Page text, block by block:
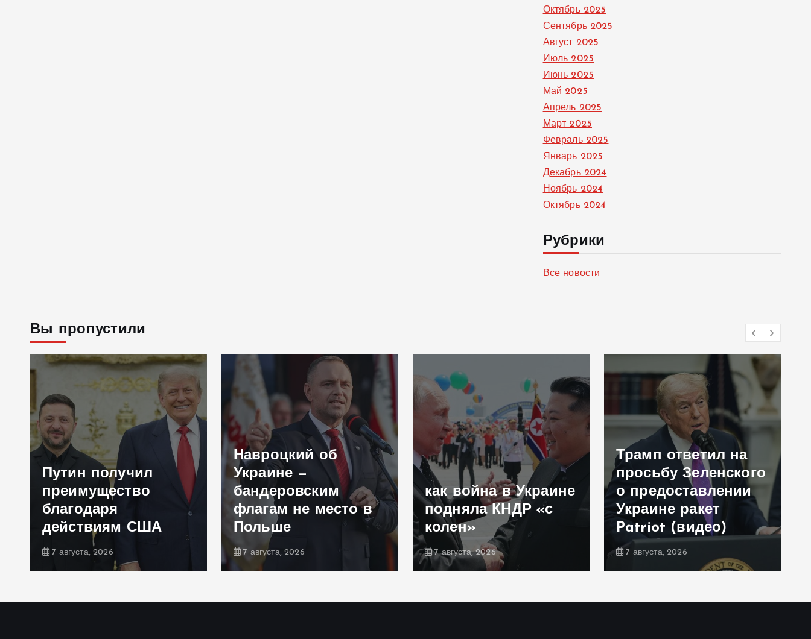
Октябрь 2025
Сентябрь 2025
Август 2025
Июль 2025
Июнь 2025
Май 2025
Апрель 2025
Март 2025
Февраль 2025
Январь 2025
Декабрь 2024
Ноябрь 2024
Октябрь 2024
Рубрики
Все новости
Вы пропустили
Путин получил
преимущество
благодаря
действиям США
7 августа, 2026
Навроцкий об
Украине —
бандеровским
флагам не место в
Польше
7 августа, 2026
как война в Украине
подняла КНДР «с
колен»
7 августа, 2026
Трамп ответил на
просьбу Зеленского
о предоставлении
Украине ракет
Patriot (видео)
7 августа, 2026